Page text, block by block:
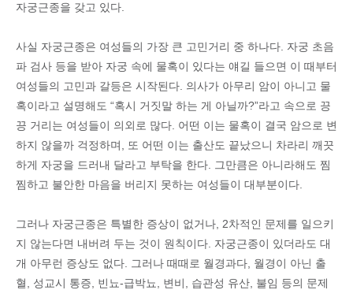
자궁근종을 갖고 있다.
사실 자궁근종은 여성들의 가장 큰 고민거리 중 하나다. 자궁 초음
파 검사 등을 받아 자궁 속에 물혹이 있다는 얘길 들으면 이 때부터
여성들의 고민과 갈등은 시작된다. 의사가 아무리 암이 아니고 물
혹이라고 설명해도 “혹시 거짓말 하는 게 아닐까?”라고 속으로 끙
끙 거리는 여성들이 의외로 많다. 어떤 이는 물혹이 결국 암으로 변
하지 않을까 걱정하며, 또 어떤 이는 출산도 끝났으니 차라리 깨끗
하게 자궁을 드러내 달라고 부탁을 한다. 그만큼은 아니라해도 찜
찜하고 불안한 마음을 버리지 못하는 여성들이 대부분이다.
그러나 자궁근종은 특별한 증상이 없거나, 2차적인 문제를 일으키
지 않는다면 내버려 두는 것이 원칙이다. 자궁근종이 있더라도 대
개 아무런 증상도 없다. 그러나 때때로 월경과다, 월경이 아닌 출
혈, 성교시 통증, 빈뇨-급박뇨, 변비, 습관성 유산, 불임 등의 문제